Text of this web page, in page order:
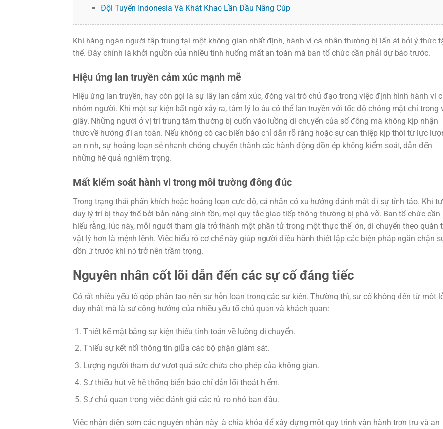
Đội Tuyển Indonesia Và Khát Khao Lần Đầu Nâng Cúp
Khi hàng ngàn người tập trung tại một không gian nhất định, hành vi cá nhân thường bị lấn át bởi ý thức
thể. Đây chính là khởi nguồn của nhiều tình huống mất an toàn mà ban tổ chức cần phải dự báo trước.
Hiệu ứng lan truyền cảm xúc mạnh mẽ
Hiệu ứng lan truyền, hay còn gọi là sự lây lan cảm xúc, đóng vai trò chủ đạo trong việc định hình hành vi
nhóm người. Khi một sự kiện bất ngờ xảy ra, tâm lý lo âu có thể lan truyền với tốc độ chóng mặt chỉ trong
giây. Những người ở vị trí trung tâm thường bị cuốn vào luồng di chuyển của số đông mà không kịp nhận
thức về hướng đi an toàn. Nếu không có các biển báo chỉ dẫn rõ ràng hoặc sự can thiệp kịp thời từ lực
an ninh, sự hoảng loạn sẽ nhanh chóng chuyển thành các hành động dồn ép không kiểm soát, dẫn đến
những hệ quả nghiêm trọng.
Mất kiểm soát hành vi trong môi trường đông đúc
Trong trạng thái phấn khích hoặc hoảng loạn cực độ, cá nhân có xu hướng đánh mất đi sự tỉnh táo. Khi tư
duy lý trí bị thay thế bởi bản năng sinh tồn, mọi quy tắc giao tiếp thông thường bị phá vỡ. Ban tổ chức cần
hiểu rằng, lúc này, mỗi người tham gia trở thành một phần tử trong một thực thể lớn, di chuyển theo quán
vật lý hơn là mệnh lệnh. Việc hiểu rõ cơ chế này giúp người điều hành thiết lập các biện pháp ngăn chặn
dồn ứ trước khi nó trở nên trầm trọng.
Nguyên nhân cốt lõi dẫn đến các sự cố đáng tiếc
Có rất nhiều yếu tố góp phần tạo nên sự hỗn loạn trong các sự kiện. Thường thì, sự cố không đến từ một
duy nhất mà là sự cộng hưởng của nhiều yếu tố chủ quan và khách quan:
Thiết kế mặt bằng sự kiện thiếu tính toán về luồng di chuyển.
Thiếu sự kết nối thông tin giữa các bộ phận giám sát.
Lượng người tham dự vượt quá sức chứa cho phép của không gian.
Sự thiếu hụt về hệ thống biển báo chỉ dẫn lối thoát hiểm.
Sự chủ quan trong việc đánh giá các rủi ro nhỏ ban đầu.
Việc nhận diện sớm các nguyên nhân này là chìa khóa để xây dựng một quy trình vận hành trơn tru và an